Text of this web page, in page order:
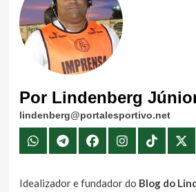
Por Lindenberg
lindenberg@portalesportivo.net
Idealizador e fundador do Blog do